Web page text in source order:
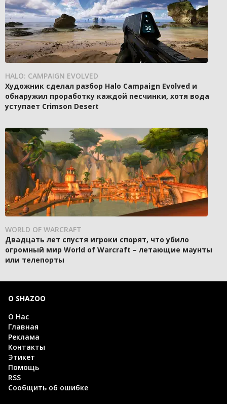
HALO: CAMPAIGN EVOLVED
Художник сделал разбор Halo Campaign Evolved и
обнаружил проработку каждой песчинки, хотя вода
уступает Crimson Desert
WORLD OF WARCRAFT
Двадцать лет спустя игроки спорят, что убило
огромный мир World of Warcraft – летающие маунты
или телепорты
О SHAZOO
О Нас
Главная
Реклама
Контакты
Этикет
Помощь
RSS
Сообщить об ошибке